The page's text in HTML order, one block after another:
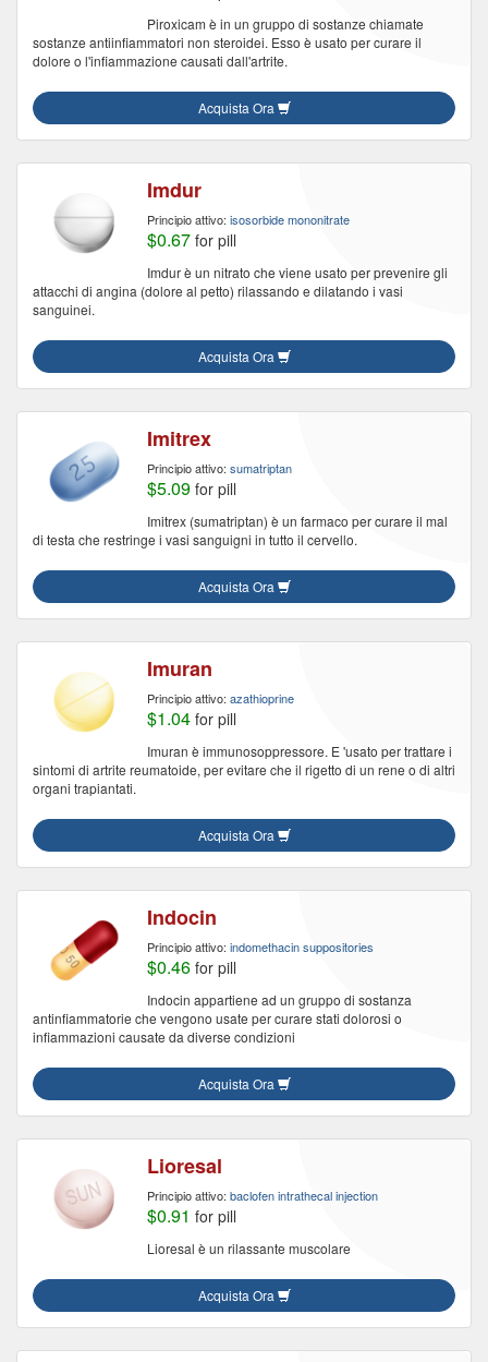
Piroxicam è in un gruppo di sostanze chiamate
sostanze antiinfiammatori non steroidei. Esso è usato per curare il
dolore o l'infiammazione causati dall'artrite.
Acquista Ora
Imdur
Principio attivo: isosorbide mononitrate
$0.67 for pill
Imdur è un nitrato che viene usato per prevenire gli
attacchi di angina (dolore al petto) rilassando e dilatando i vasi
sanguinei.
Acquista Ora
Imitrex
Principio attivo: sumatriptan
$5.09 for pill
Imitrex (sumatriptan) è un farmaco per curare il mal
di testa che restringe i vasi sanguigni in tutto il cervello.
Acquista Ora
Imuran
Principio attivo: azathioprine
$1.04 for pill
Imuran è immunosoppressore. E 'usato per trattare i
sintomi di artrite reumatoide, per evitare che il rigetto di un rene o di altri
organi trapiantati.
Acquista Ora
Indocin
Principio attivo: indomethacin suppositories
$0.46 for pill
Indocin appartiene ad un gruppo di sostanza
antinfiammatorie che vengono usate per curare stati dolorosi o
infiammazioni causate da diverse condizioni
Acquista Ora
Lioresal
Principio attivo: baclofen intrathecal injection
$0.91 for pill
Lioresal è un rilassante muscolare
Acquista Ora